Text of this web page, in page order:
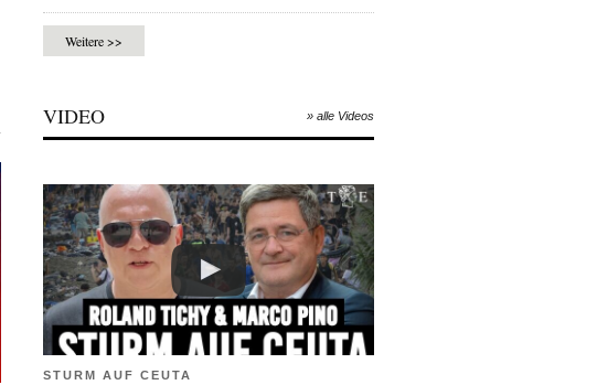
Weitere >>
VIDEO » alle Videos
STURM AUF CEUTA